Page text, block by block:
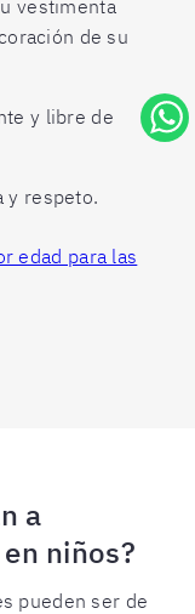
vestimenta
de su
y libre de
y respeto.
edad para las
a
niños?
pueden ser de